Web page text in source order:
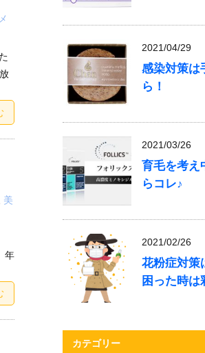
メ
美
年
2021/04/29
感染対策は
ら！
2021/03/26
育毛を考え
らコレ♪
2021/02/26
花粉症対策
困った時は
カテゴリー